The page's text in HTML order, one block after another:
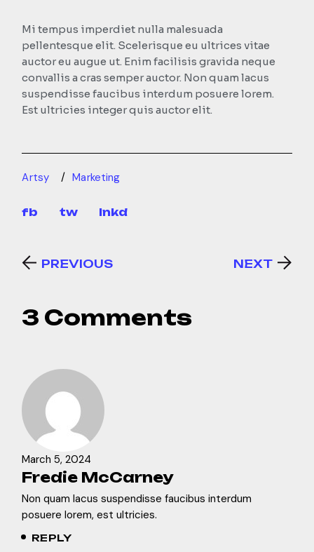
Mi tempus imperdiet nulla malesuada
pellentesque elit. Scelerisque eu ultrices vitae
auctor eu augue ut. Enim facilisis gravida neque
convallis a cras semper auctor. Non quam lacus
suspendisse faucibus interdum posuere lorem.
Est ultricies integer quis auctor elit.
Artsy Marketing
fb tw lnkd
PREVIOUS NEXT
3 Comments
March 5, 2024
Fredie McCarney
REPLY
Non quam lacus suspendisse faucibus interdum
posuere lorem, est ultricies.